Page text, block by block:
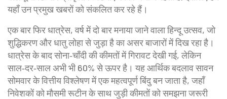
यहाँ उन प्रमुख खबरों को संकलित कर रहे हैं।
एक बार फिरधात्रेस,वर्ष में दो बार मनाया जाने वाला हिन्दू उत्सव, जो
शुद्धिकरण और धातु लोहा से जुड़ा हैका असर बाजारों में दिख रहा है।
धात्रेस के बाद सोना‑चाँदी की कीमतों में गिरावट देखी गई, लेकिन
साल‑दर‑साल अभी भी 60% से ऊपर है। यह आर्थिक बदलाव सावन
सोमवार के वित्तीय विश्लेषण में एक महत्वपूर्ण बिंदु बन जाता है, जहाँ
निवेशकों को मौसमी रूटीन के साथ जुड़ी कीमतों को समझना जरूरी